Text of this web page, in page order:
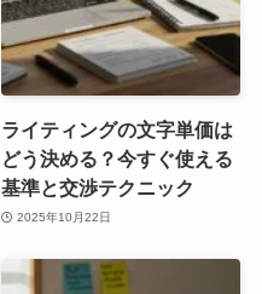
ライティングの文字単価は
どう決める？今すぐ使える
基準と交渉テクニック
2025年10月22日